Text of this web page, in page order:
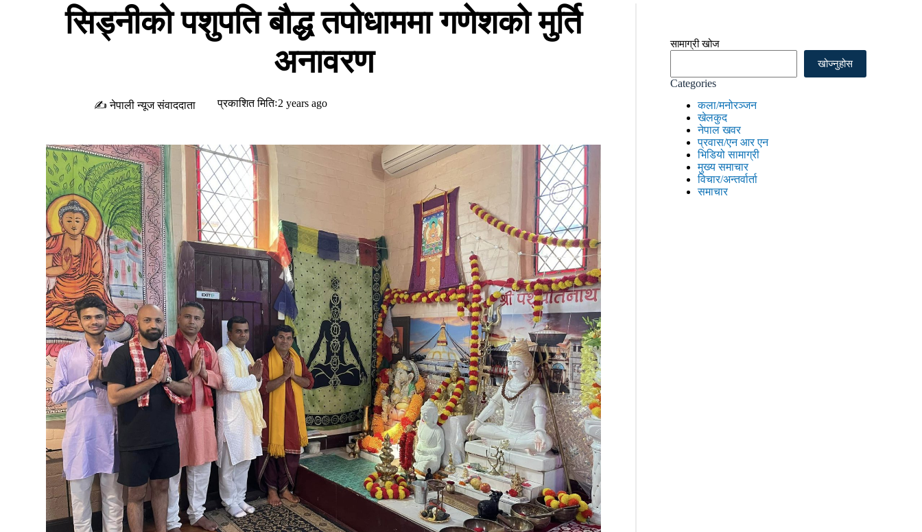
सिड्नीको पशुपति बौद्ध तपोधाममा गणेशको मुर्ति
अनावरण
✍ नेपाली न्यूज संवाददाता प्रकाशित मितिः2 years ago
सामाग्री खोज
खोज्नुहोस
Categories
कला/मनोरञ्जन
खेलकुद
नेपाल खवर
प्रवास/एन आर एन
भिडियो सामाग्री
मुख्य समाचार
विचार/अन्तर्वार्ता
समाचार